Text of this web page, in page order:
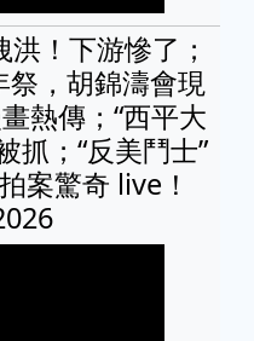
！下游慘了；
祭，胡錦濤會現
熱傳；“西平大
抓；“反美鬥士”
案驚奇 live！